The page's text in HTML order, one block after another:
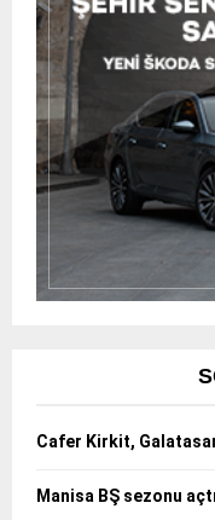
Cafer Kirkit,
Manisa BŞ sezonu açtı